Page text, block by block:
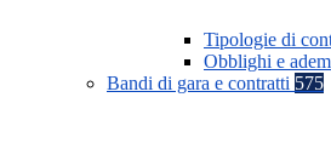
Tipologie di
Obblighi e
Bandi di gara e contratti 575